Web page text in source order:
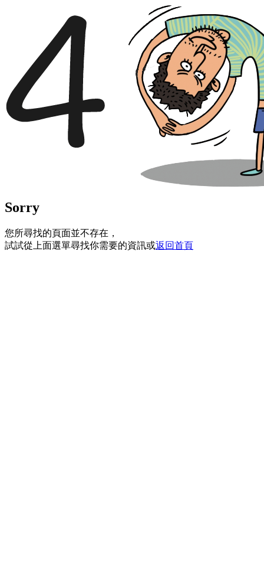
Sorry
您所尋找的頁面並不存在，
試試從上面選單尋找你需要的資訊或返回首頁